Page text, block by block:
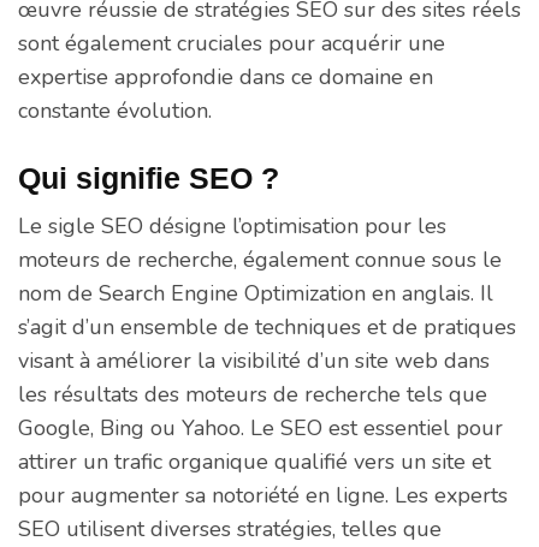
œuvre réussie de stratégies SEO sur des sites réels
sont également cruciales pour acquérir une
expertise approfondie dans ce domaine en
constante évolution.
Qui signifie SEO ?
Le sigle SEO désigne l’optimisation pour les
moteurs de recherche, également connue sous le
nom de Search Engine Optimization en anglais. Il
s’agit d’un ensemble de techniques et de pratiques
visant à améliorer la visibilité d’un site web dans
les résultats des moteurs de recherche tels que
Google, Bing ou Yahoo. Le SEO est essentiel pour
attirer un trafic organique qualifié vers un site et
pour augmenter sa notoriété en ligne. Les experts
SEO utilisent diverses stratégies, telles que